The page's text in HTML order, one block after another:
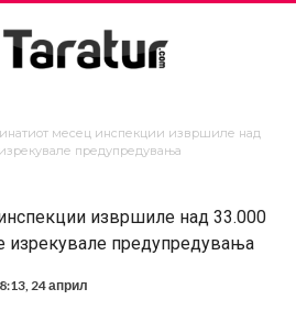
месец инспекции извршиле над
изрекувале предупредувања
извршиле над 33.000
изрекувале предупредувања
24 април